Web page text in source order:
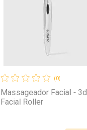
(0)
Massageador Facial - 3d
Facial Roller